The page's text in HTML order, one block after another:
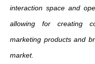
interaction space and
allowing for creating
marketing products and
market.